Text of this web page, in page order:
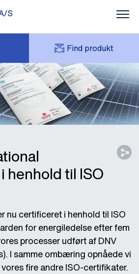
S
Find produkt
FORESPØRG
MIT AVK
AVK HOLDING (GROUP)
PRISLISTE
henhold til ISO
nu certificeret i henhold til ISO
for energiledelse efter fem
processer udført af DNV
I samme ombæring opnåede vi
fire andre ISO-certifikater.